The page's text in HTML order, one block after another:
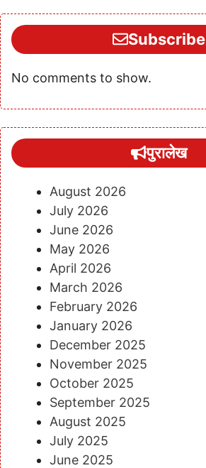
Subscribe
No comments to show.
पुरालेख
August 2026
July 2026
June 2026
May 2026
April 2026
March 2026
February 2026
January 2026
December 2025
November 2025
October 2025
September 2025
August 2025
July 2025
June 2025